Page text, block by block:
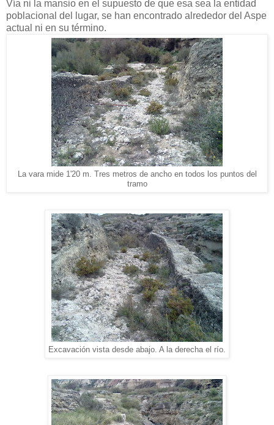
Vía ni la mansio en el supuesto de que esa sea la entidad
poblacional del lugar, se han encontrado alrededor del Aspe
actual ni en su término.
La vara mide 1'20 m. Tres metros de ancho en todos los puntos del
tramo
Excavación vista desde abajo. A la derecha el río.